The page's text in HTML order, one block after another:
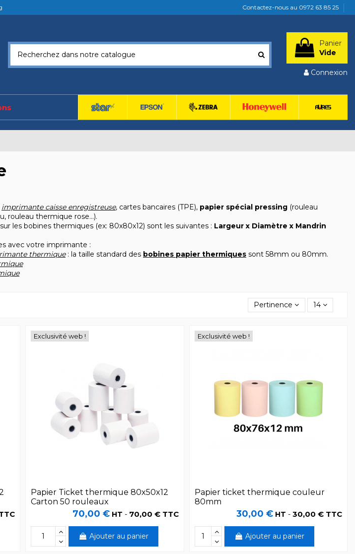
Contactez-nous au 0972 63 85 25
Panier
Vide
Connexion
imprimante caisse enregistreuse, cartes bancaires (TPE), papier spécial pressing (rouleau
rouleau thermique rose...).
les bobines thermiques (ex: 80x80x12) sont les suivantes : Largeur x Diamètre x Mandrin
avec votre imprimante :
thermique: la taille standard des bobines papier thermiques sont 58mm ou 80mm.
Pertinence 14
Exclusivité web !
Papier Ticket thermique 80x50x12
Carton 50 rouleaux
70,00 € HT - 70,00 € TTC
Ajouter au panier
Exclusivité web !
Papier ticket thermique couleur
80mm
30,00 € HT - 30,00 € TTC
Ajouter au panier